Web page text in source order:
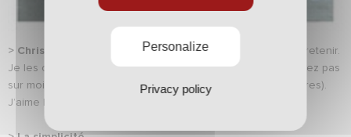
> Christophe Maé
, parce que ces chansons sont faciles à retenir.
Je les chante sous la douche ou en voiture, mais ne comptez pas
sur moi pour le faire devant la caméra de l’ASNL web TV (rires).
J’aime beaucoup la chanson C’est ma terre.
Personalize
Privacy policy